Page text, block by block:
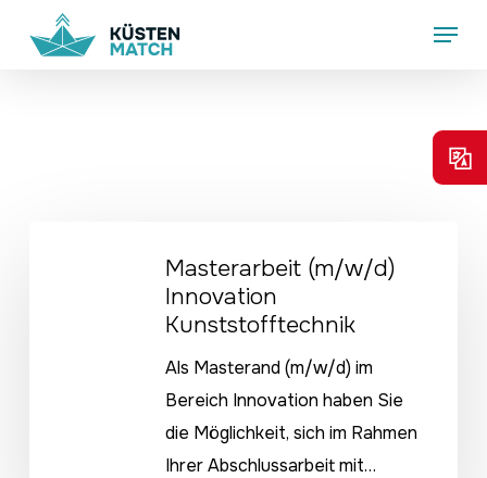
Menu
Kunststofftechnik
Masterarbeit (m/w/d)
Innovation
Kunststofftechnik
Als Masterand (m/w/d) im
Bereich Innovation haben Sie
die Möglichkeit, sich im Rahmen
Ihrer Abschlussarbeit mit…